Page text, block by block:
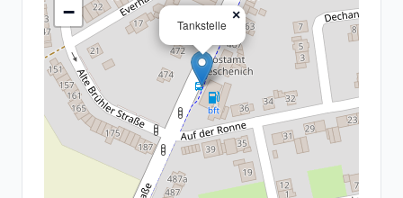
Tankstelle
×
−